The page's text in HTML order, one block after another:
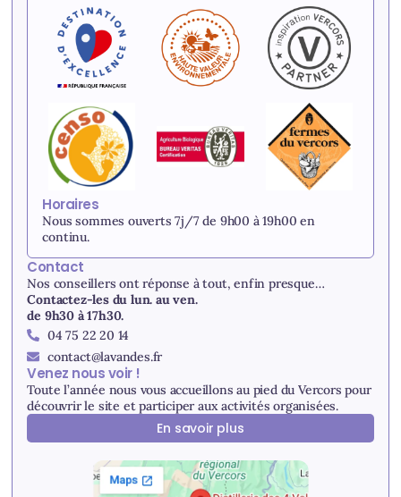
Horaires
Nous sommes ouverts 7j/7 de 9h00 à 19h00 en
continu.
Contact
Nos conseillers ont réponse à tout, enfin presque…
Contactez-les du lun. au ven.
de 9h30 à 17h30.
04 75 22 20 14
contact@lavandes.fr
Venez nous voir !
Toute l’année nous vous accueillons au pied du Vercors pour
découvrir le site et participer aux activités organisées.
En savoir plus